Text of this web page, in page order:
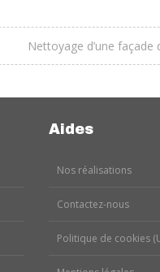
Nettoyage d’une façade
Aides
Nos réalisations
Contactez-nous
Politique de cookies